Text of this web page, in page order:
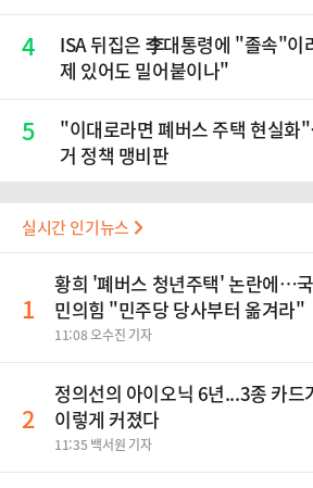
4
ISA 뒤집은 李대통령에 "졸속"
제 있어도 밀어붙이나"
5
"이대로라면 폐버스 주택 현실
거 정책 맹비판
실시간 인기뉴스
1
황희 '폐버스 청년주택' 논란에…국
민의힘 "민주당 당사부터 옮겨라"
11:08 오수진 기자
2
정의선의 아이오닉 6년...3종 카드
이렇게 커졌다
11:35 백서원 기자